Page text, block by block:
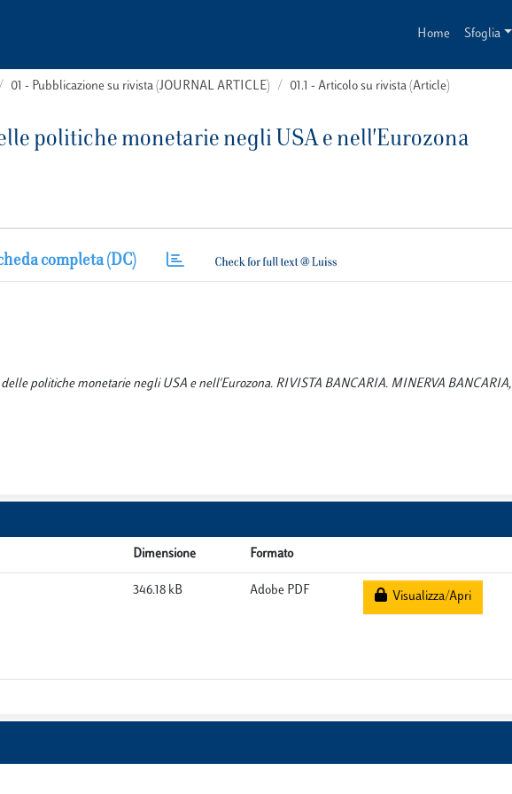
Home Sfoglia
01 - Pubblicazione su rivista (JOURNAL ARTICLE) 01.1 - Articolo su rivista (Article)
politiche monetarie negli USA e nell'Eurozona
completa (DC)
politiche monetarie negli USA e nell'Eurozona. RIVISTA BANCARIA. MINERVA BANCARIA,
Dimensione Formato
346.18 kB Adobe PDF Visualizza/Apri